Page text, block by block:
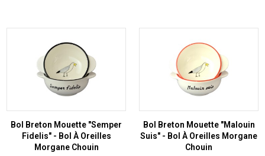
Bol Breton Mouette "Semper
Fidelis" - Bol À Oreilles
Morgane Chouin
Bol Breton Mouette "Malouin
Suis" - Bol À Oreilles Morgane
Chouin